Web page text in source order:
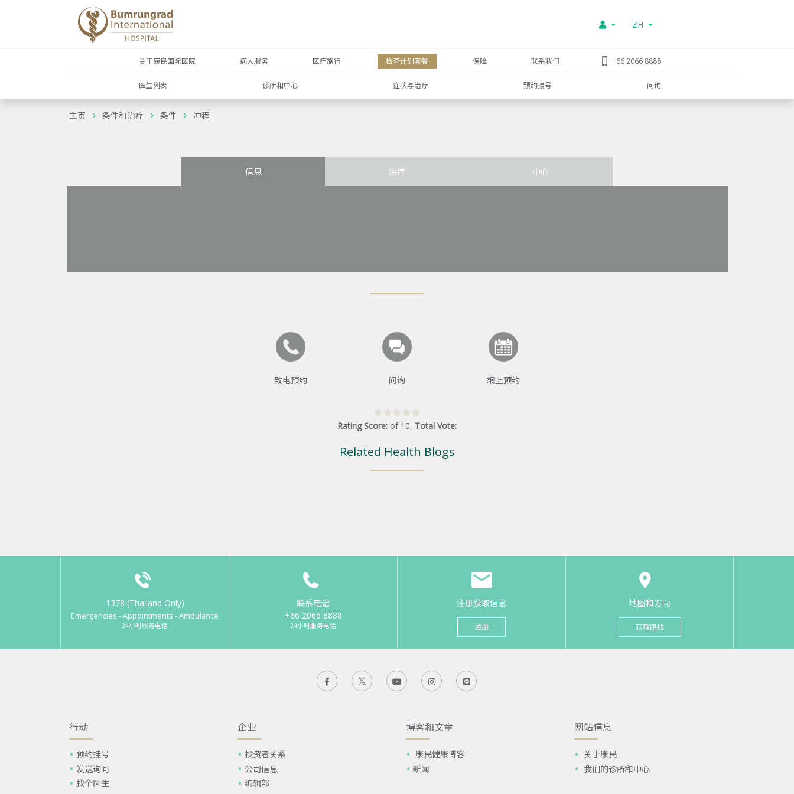
ZH
关于康民国际医院 病人服务 医疗旅行 检查计划套餐 保险 联系我们 +66 2066 8888
医生列表 诊所和中心 症状与治疗 预约挂号 问询
主页 条件和治疗 条件 冲程
信息 治疗 中心
致电预约 问询 網上预约
Rating Score: of 10, Total Vote:
Related Health Blogs
1378 (Thailand Only)
Emergencies - Appointments - Ambulance
24小时服务电话
联系电话
+66 2066 8888
24小时服务电话
注册获取信息
注册
地图和方向
获取路线
行动
预约挂号
发送询问
找个医生
企业
投资者关系
公司信息
编辑部
博客和文章
康民健康博客
新闻
网站信息
关于康民
我们的诊所和中心